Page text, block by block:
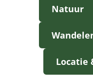
Natuur
Locatie